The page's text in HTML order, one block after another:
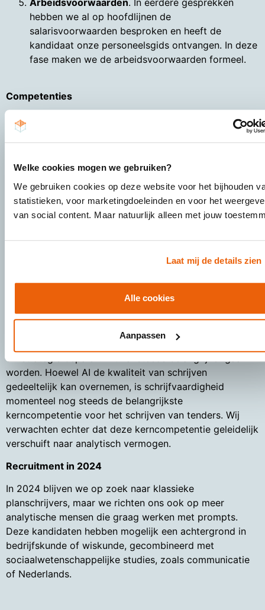
Welke cookies mogen we gebruiken?
We gebruiken cookies op deze website voor het bijhouden
statistieken, voor marketingdoeleinden en voor het
van social content. Maar natuurlijk alleen met jouw
Laat mij de details zien
Alle cookies
Aanpassen
hebben we al op hoofdlijnen de
salarisvoorwaarden besproken en heeft de
kandidaat onze personeelsgids ontvangen. In deze
fase maken we de arbeidsvoorwaarden formeel.
Competenties
Bij het aannemen van schrijvers letten we naast
mondelinge en schriftelijke vaardigheden op de
Probleemanalyse
Luisteren
Organiseren van het eigen werk
Stressbestendigheid
Door de ontwikkeling van AI en taalmodellen zoals
ChatGPT zullen sommige competenties belangrijker
worden en anderen minder relevant. Bij House of
Tenders voegen wij waarde toe aan de voorkant van het
tenderproces: analyseren, structureren en een effectieve
winstrategie bepalen. Dit zal steeds belangrijker gaan
worden. Hoewel AI de kwaliteit van schrijven
gedeeltelijk kan overnemen, is schrijfvaardigheid
momenteel nog steeds de belangrijkste
kerncompetentie voor het schrijven van tenders. Wij
verwachten echter dat deze kerncompetentie geleidelijk
verschuift naar analytisch vermogen.
Recruitment in 2024
In 2024 blijven we op zoek naar klassieke
planschrijvers, maar we richten ons ook op meer
analytische mensen die graag werken met prompts.
Deze kandidaten hebben mogelijk een achtergrond in
bedrijfskunde of wiskunde, gecombineerd met
sociaalwetenschappelijke studies, zoals communicatie
of Nederlands.